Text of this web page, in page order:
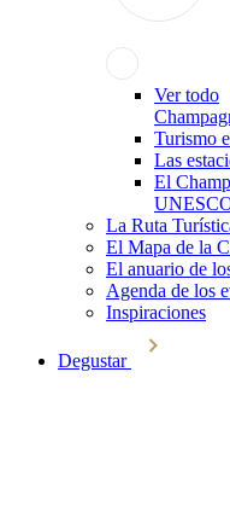
Ver todo
Turismo
Las
El
La Ruta
El Mapa de la
El anuario de
Agenda de los
Inspiraciones
Degustar